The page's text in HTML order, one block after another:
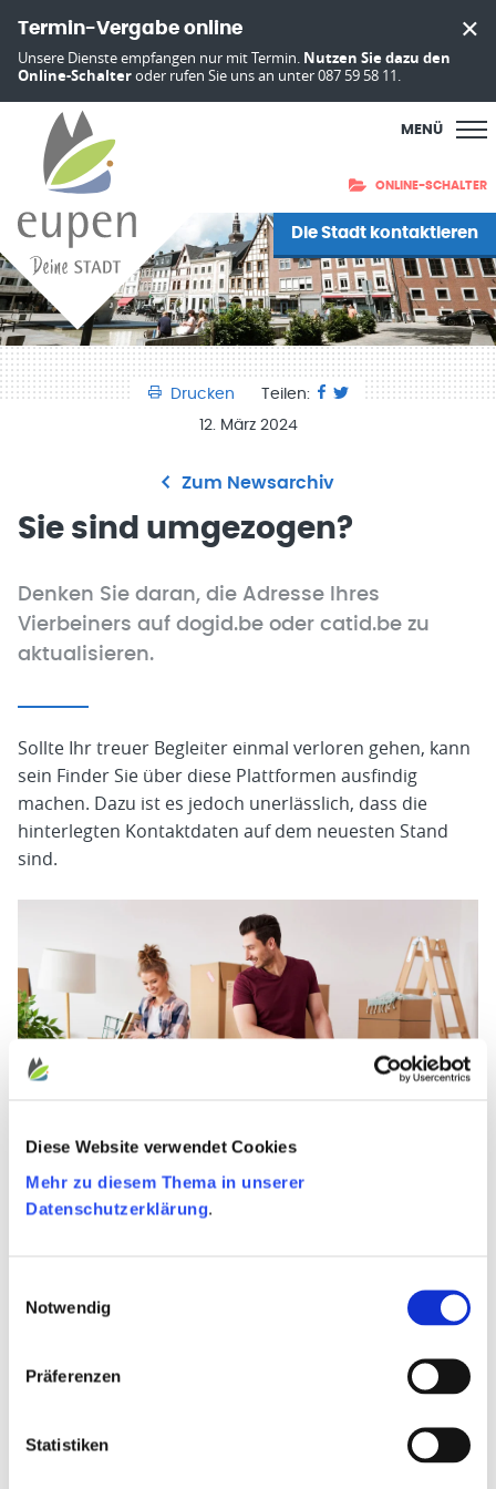
Diese Website verwendet Cookies
Mehr zu diesem Thema in unserer
Datenschutzerklärung.
Notwendig
Präferenzen
Statistiken
Termin-Vergabe online
Unsere Dienste empfangen nur mit Termin. Nutzen Sie dazu den
Online-Schalteroder rufen Sie uns an unter 087 59 58 11.
MENÜ
ONLINE-SCHALTER
Die Stadt kontaktieren
Drucken
Teilen:
12. März 2024
Zum Newsarchiv
Sie sind umgezogen?
Denken Sie daran, die Adresse Ihres
Vierbeiners auf dogid.be oder catid.be zu
aktualisieren.
Sollte Ihr treuer Begleiter einmal verloren gehen, kann
sein Finder Sie über diese Plattformen ausfindig
machen. Dazu ist es jedoch unerlässlich, dass die
hinterlegten Kontaktdaten auf dem neuesten Stand
sind.
Chipnummer führt zu Tierhalter
Dogid.beund
seine Chipnummer dort eingeben und die
Kontaktdaten seines Besitzers werden angezeigt.